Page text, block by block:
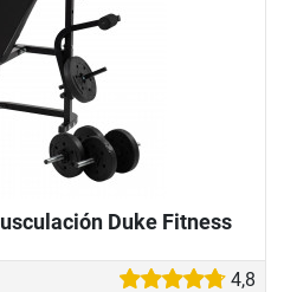
Duke Fitness
4,8